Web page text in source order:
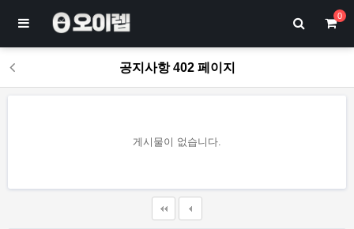
0
공지사항 402 페이지
게시물이 없습니다.